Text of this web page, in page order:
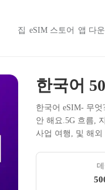
집 eSIM 스토어 앱 다
한국어
한국어 eSIM- 무
안 해요.5G 흐름,
사업 여행, 및 해